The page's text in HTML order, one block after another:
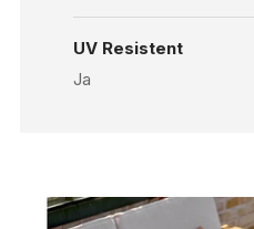
UV Resistent
Ja